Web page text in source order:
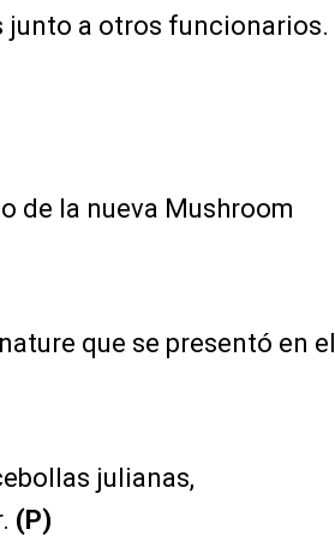
junto a otros funcionarios.
de la nueva Mushroom
que se presentó en el
julianas,
(P)